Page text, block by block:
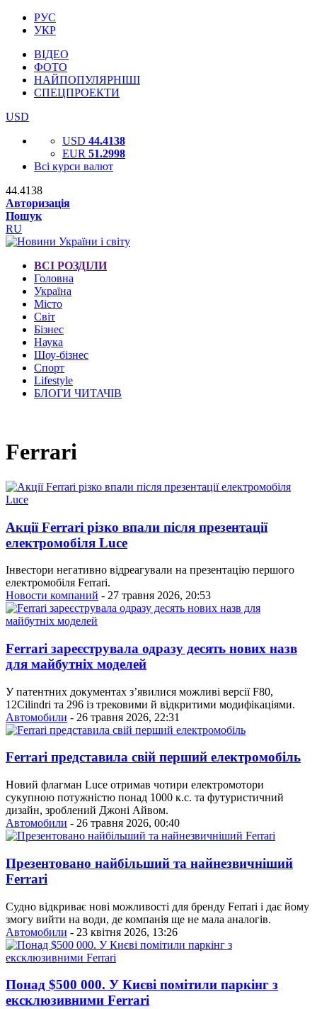
РУС
УКР
ВІДЕО
ФОТО
НАЙПОПУЛЯРНІШІ
СПЕЦПРОЕКТИ
USD
USD 44.4138
EUR 51.2998
Всі курси валют
44.4138
Авторизація
Пошук
RU
ВСІ РОЗДІЛИ
Головна
Україна
Місто
Світ
Бізнес
Наука
Шоу-бізнес
Спорт
Lifestyle
БЛОГИ ЧИТАЧІВ
Ferrari
Акції Ferrari різко впали після презентації
електромобіля Luce
Інвестори негативно відреагували на презентацію першого
електромобіля Ferrari.
Новости компаний - 27 травня 2026, 20:53
Ferrari зареєструвала одразу десять нових назв
для майбутніх моделей
У патентних документах з’явилися можливі версії F80,
12Cilindri та 296 із трековими й відкритими модифікаціями.
Автомобили - 26 травня 2026, 22:31
Ferrari представила свій перший електромобіль
Новий флагман Luce отримав чотири електромотори
сукупною потужністю понад 1000 к.с. та футуристичний
дизайн, зроблений Джоні Айвом.
Автомобили - 26 травня 2026, 00:40
Презентовано найбільший та найнезвичніший
Ferrari
Судно відкриває нові можливості для бренду Ferrari і дає йому
змогу вийти на води, де компанія ще не мала аналогів.
Автомобили - 23 квітня 2026, 13:26
Понад $500 000. У Києві помітили паркінг з
ексклюзивними Ferrari